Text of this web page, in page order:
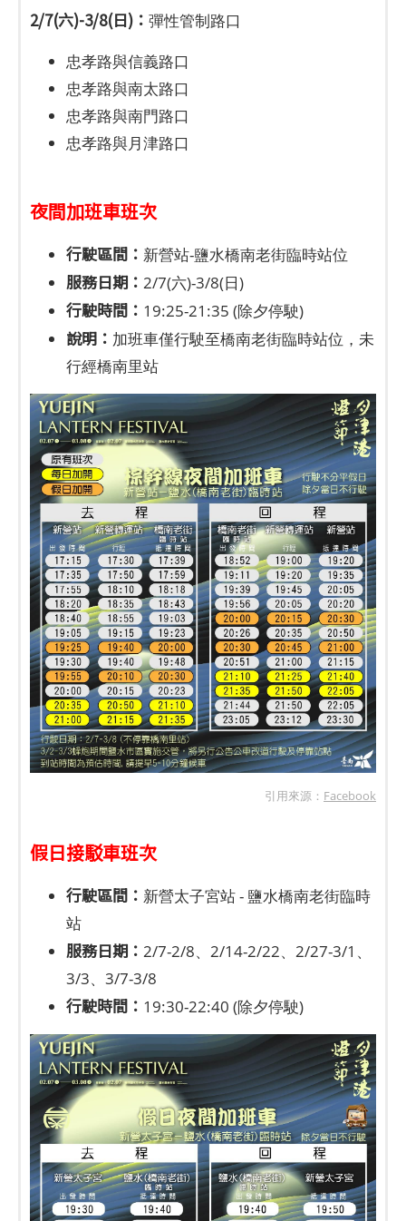
2/7(六)-3/8(日)： 彈性管制路口
忠孝路與信義路口
忠孝路與南太路口
忠孝路與南門路口
忠孝路與月津路口
夜間加班車班次
行駛區間： 新營站-鹽水橋南老街臨時站位
服務日期： 2/7(六)-3/8(日)
行駛時間： 19:25-21:35 (除夕停駛)
說明： 加班車僅行駛至橋南老街臨時站位，未
行經橋南里站
引用來源： Facebook
假日接駁車班次
行駛區間： 新營太子宮站 - 鹽水橋南老街臨時
站
服務日期： 2/7-2/8、2/14-2/22、2/27-3/1、
3/3、3/7-3/8
行駛時間： 19:30-22:40 (除夕停駛)